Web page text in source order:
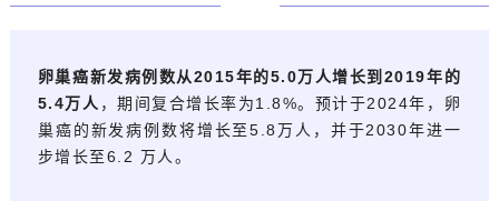
卵巢癌新发病例数从2015年的5.0万人增长到2019年的
5.4万人 ，期间复合增长率为1.8%。预计于2024年，卵
巢癌的新发病例数将增长至5.8万人，并于2030年进一
步增长至6.2 万人。